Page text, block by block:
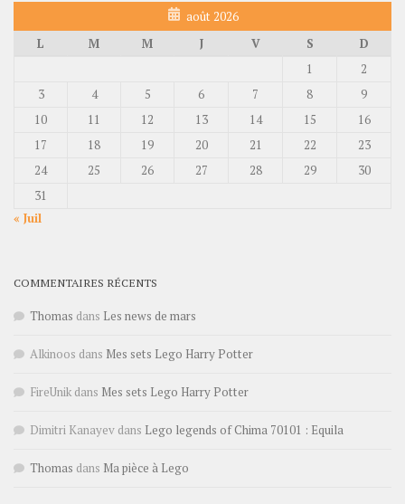
août 2026
L
M M J V S
D
1
2
3
4 5 6 7 8
9
10
11 12 13 14 15
16
17
18 19 20 21 22
23
24
25 26 27 28 29
30
31
« Juil
COMMENTAIRES RÉCENTS
Thomas dans Les news de mars
Alkinoos dans Mes sets Lego Harry Potter
FireUnik dans Mes sets Lego Harry Potter
Dimitri Kanayev dans Lego legends of Chima 70101 : Equila
Thomas dans Ma pièce à Lego